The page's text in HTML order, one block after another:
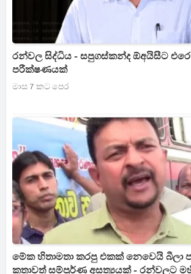
රන්වල සිද්ධිය - සපුගස්කන්ද ඕඅයිසීට
පරීක්ෂණයක්
මාස 7 කට පෙර
මේක හිතාමතා කරපු එකක් නෙවෙයි බීලා
කතාවත් සම්පූර්ණ අසත්‍යයක් - රන්වලට